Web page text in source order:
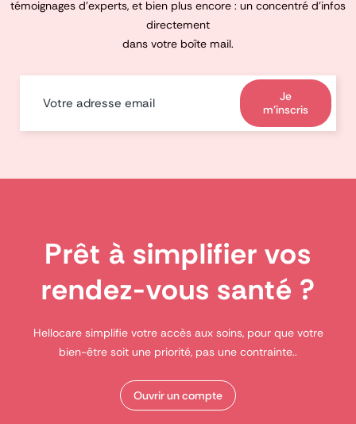
témoignages d’experts, et bien plus encore : un concentré d’infos
directement
dans votre boîte mail.
Je
m'inscris
Prêt à simplifier vos
rendez-vous santé ?
Hellocare simplifie votre accès aux soins, pour que votre
bien-être soit une priorité, pas une contrainte..
Ouvrir un compte